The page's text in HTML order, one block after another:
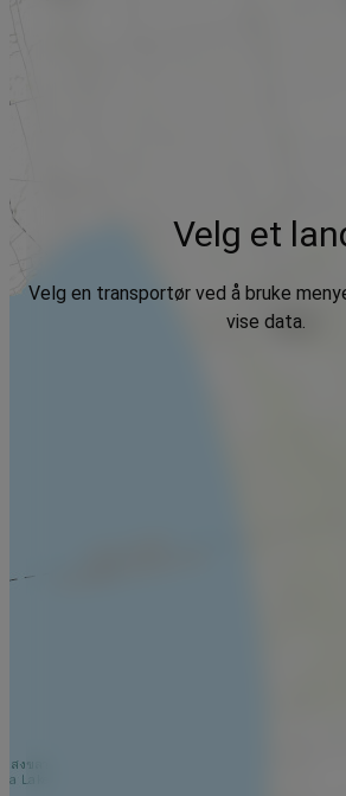
Velg et
Velg en transportør ved å bruke
vise data.